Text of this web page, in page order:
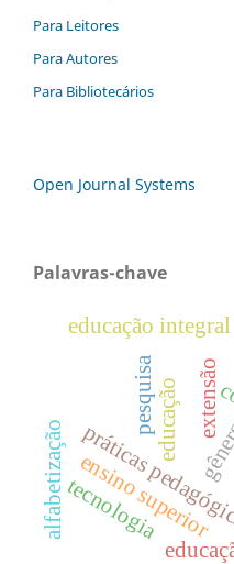
Para Leitores
Para Autores
Para Bibliotecários
Open Journal Systems
Palavras-chave
educação
pesquisa extensão
práticas
educação integral
ensino superior
alfabetizaçãotecnologia